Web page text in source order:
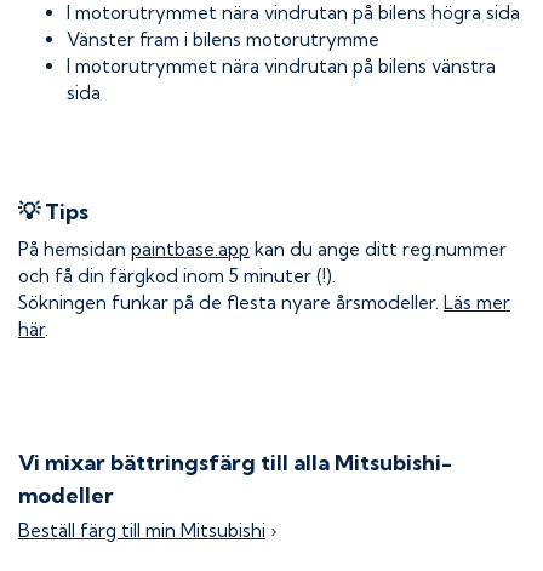
I motorutrymmet nära vindrutan på bilens högra sida
Vänster fram i bilens motorutrymme
I motorutrymmet nära vindrutan på bilens vänstra
sida
💡 Tips
På hemsidan paintbase.app kan du ange ditt reg.nummer
och få din färgkod inom 5 minuter (!).
Sökningen funkar på de flesta nyare årsmodeller. Läs mer
här.
Vi mixar bättringsfärg till alla Mitsubishi-
modeller
Beställ färg till min Mitsubishi ›